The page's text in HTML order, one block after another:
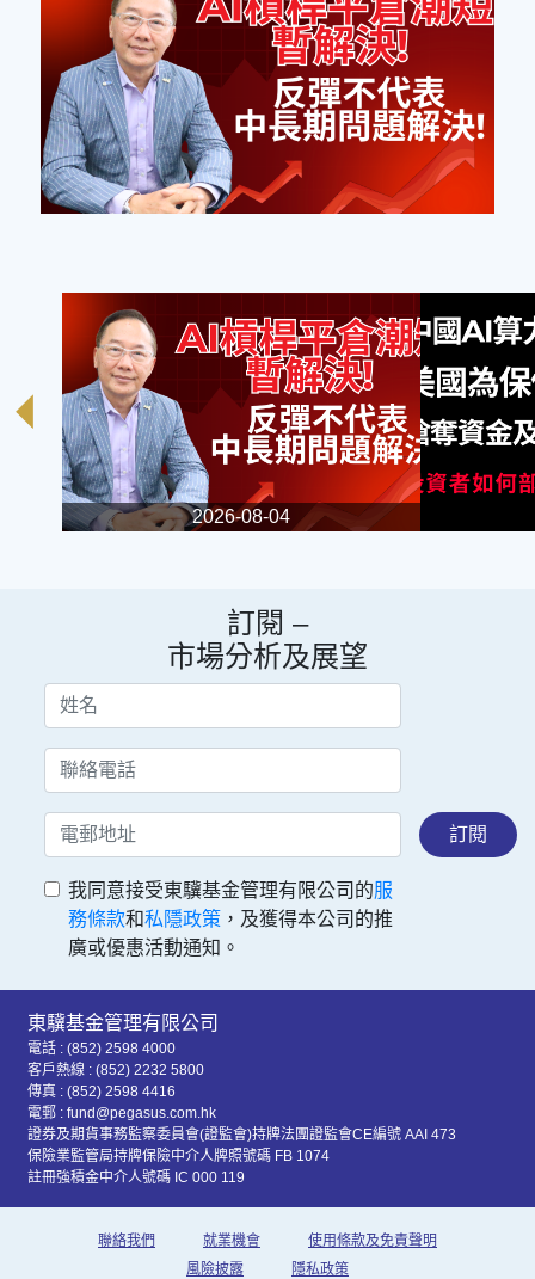
2026-08-04
訂閱 –
市場分析及展望
訂閱
我同意接受東驥基金管理有限公司的服
務條款和私隱政策 ，及獲得本公司的推
廣或優惠活動通知。
東驥基金管理有限公司
電話 : (852) 2598 4000
客戶熱線 : (852) 2232 5800
傳真 : (852) 2598 4416
電郵 : fund@pegasus.com.hk
證券及期貨事務監察委員會(證監會)持牌法團證監會CE編號 AAI 473
保險業監管局持牌保險中介人牌照號碼 FB 1074
註冊強積金中介人號碼 IC 000 119
聯絡我們 就業機會
使用條款及免責聲明
風險披露
隱私政策